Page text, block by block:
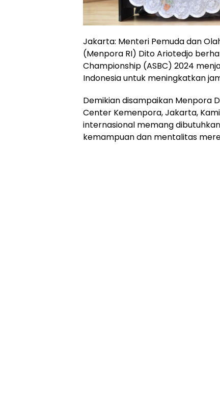
Jakarta: Menteri Pemuda dan
(Menpora RI) Dito Ariotedjo
Championship (ASBC) 2024
Indonesia untuk meningkatkan
Demikian disampaikan Menpora
Center Kemenpora, Jakarta,
internasional memang
kemampuan dan mentalitas